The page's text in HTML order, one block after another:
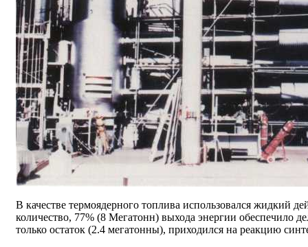
В качестве термоядерного топлива использовался жидкий
количество, 77% (8 Мегатонн) выхода энергии обеспечило
только остаток (2.4 мегатонны), приходился на реакцию